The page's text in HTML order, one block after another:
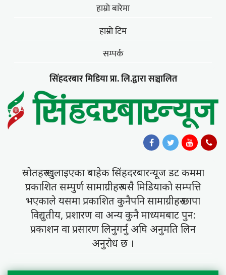
हाम्राे बारेमा
हाम्राे टिम
सम्पर्क
सिंहदरबार मिडिया प्रा. लि.द्वारा सञ्चालित
स्राेतहरु खुलाइएका बाहेक सिंहदरबारन्यूज डट कममा
प्रकाशित सम्पुर्ण सामाग्रीहरु यसै मिडियाकाे सम्पत्ति
भएकाले यसमा प्रकाशित कुनैपनि सामाग्रीहरु छापा
विद्युतीय, प्रशारण वा अन्य कुनै माध्यमबाट पुन:
प्रकाशन वा प्रसारण लिनुगर्नु अघि अनुमति लिन
अनुराेध छ ।